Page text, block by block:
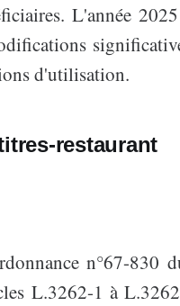
L'année
d'utilisation.
restaurant
n°67-830
L.3262-1 à